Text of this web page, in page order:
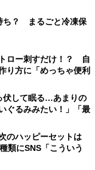
ち？ まるごと冷凍保
ロー刺すだけ！？ 自
り方に「めっちゃ便利
伏して眠る…あまりの
ぐるみみたい！」「最
のハッピーセットは
類にSNS「こういう